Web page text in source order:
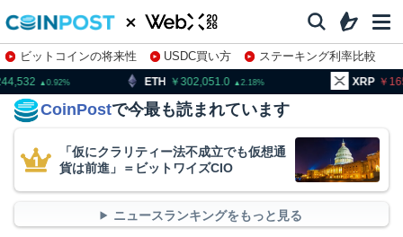
ビットコインの将来性 USDC買い方
ステーキング利率比較
株特集・関連銘柄
302,051.0 XRP 165.81
CoinPostで今最も読まれています
「仮にクラリティー法不成立でも仮想通
貨は前進」＝ビットワイズCIO
ニュースランキングをもっと見る